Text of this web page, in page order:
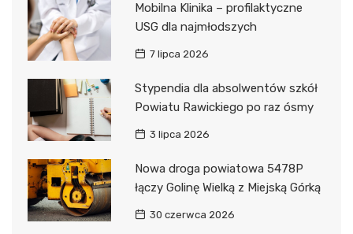
Mobilna Klinika – profilaktyczne
USG dla najmłodszych
7 lipca 2026
Stypendia dla absolwentów szkół
Powiatu Rawickiego po raz ósmy
3 lipca 2026
Nowa droga powiatowa 5478P
łączy Golinę Wielką z Miejską Górką
30 czerwca 2026